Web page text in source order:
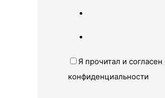
Я прочитал и
конфиденциальности